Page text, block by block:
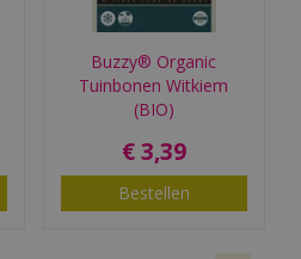
Buzzy® Organic
Tuinbonen Witkiem
(BIO)
€ 3,39
Bestellen